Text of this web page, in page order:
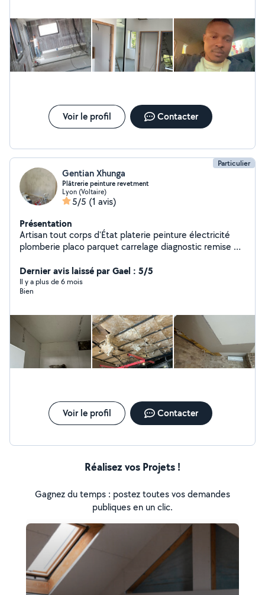
Voir le profil Contacter
Particulier
Gentian Xhunga
Plâtrerie peinture revetment
Lyon (Voltaire)
5/5 (1 avis)
Présentation
Artisan tout corps d'État platerie peinture électricité
plomberie placo parquet carrelage diagnostic remise en
cuisine décoration intérieur isolation des combles
maçonnerie construction de mezzanine
Dernier avis laissé par Gael : 5/5
Il y a plus de 6 mois
Bien
Voir le profil Contacter
Réalisez vos Projets !
Gagnez du temps : postez toutes vos demandes
publiques en un clic.